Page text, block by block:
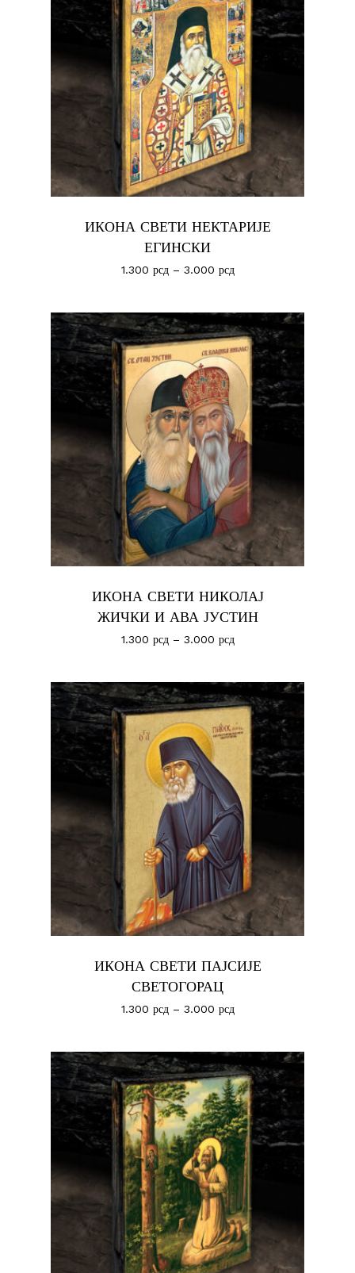
No products in the cart.
Иди У Продавницу
ИКОНА СВЕТИ НЕКТАРИЈЕ
ЕГИНСКИ
1.300 рсд– 3.000 рсд
ИКОНА СВЕТИ НИКОЛАЈ
ЖИЧКИ И АВА ЈУСТИН
1.300 рсд– 3.000 рсд
ИКОНА СВЕТИ ПАЈСИЈЕ
СВЕТОГОРАЦ
1.300 рсд– 3.000 рсд